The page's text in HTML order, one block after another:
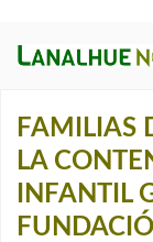
FAMILIAS
LA
INFANTIL